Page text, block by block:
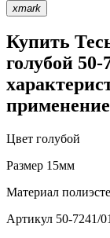
xmark
Купить
голубой 50-
применение
Цвет голубой
Размер 15мм
Материал
Артикул 50-7241/